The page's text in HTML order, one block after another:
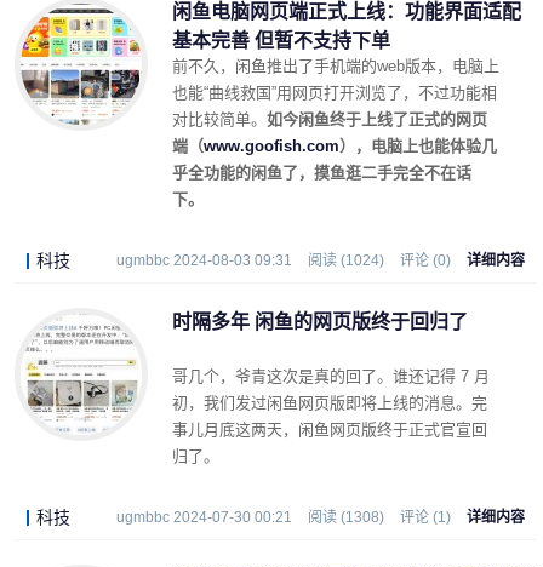
闲鱼电脑网页端正式上线：功能界面适配
基本完善 但暂不支持下单
前不久，闲鱼推出了手机端的web版本，电脑上
也能“曲线救国”用网页打开浏览了，不过功能相
对比较简单。 如今闲鱼终于上线了正式的网页
端（www.goofish.com），电脑上也能体验几
乎全功能的闲鱼了，摸鱼逛二手完全不在话
下。
科技 ugmbbc 2024-08-03 09:31 阅读 (1024) 评论 (0) 详细内容
时隔多年 闲鱼的网页版终于回归了
哥几个，爷青这次是真的回了。谁还记得 7 月
初，我们发过闲鱼网页版即将上线的消息。完
事儿月底这两天，闲鱼网页版终于正式官宣回
归了。
科技 ugmbbc 2024-07-30 00:21 阅读 (1308) 评论 (1) 详细内容